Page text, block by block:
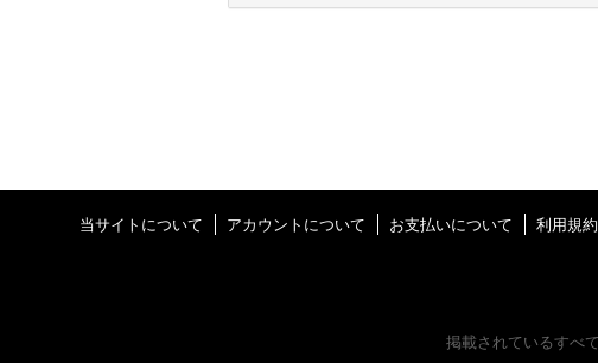
当サイトについて アカウントについて お支払いについて 利用規約
掲載されているすべ